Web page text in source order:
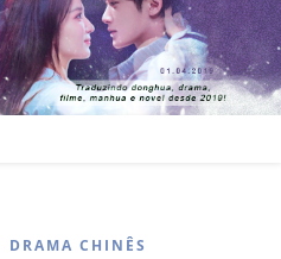
DRAMA CHINÊS